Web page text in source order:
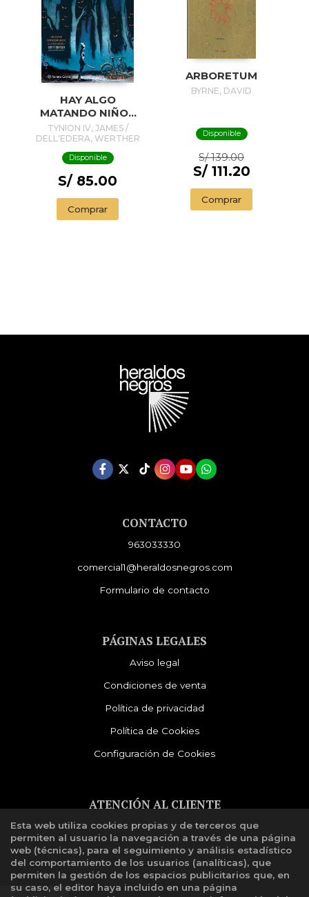
HAY ALGO
MATANDO NIÑOS
Nº 01
TYNION IV, JAMES /
DELL'EDERA, WERTHER
Disponible
S/ 85.00
Comprar
ARBORETUM
BYRNE, DAVID
Disponible
S/ 139.00
S/ 111.20
Comprar
CONTACTO
963033330
comercial1@heraldosnegros.com
Formulario de contacto
PÁGINAS LEGALES
Aviso legal
Condiciones de venta
Política de privacidad
Política de Cookies
Configuración de Cookies
ATENCIÓN AL CLIENTE
Quiénes somos
Libro de reclamaciones
Esta web utiliza cookies propias y de terceros que
permiten al usuario la navegación a través de una página
web (técnicas), para el seguimiento y análisis estadístico
del comportamiento de los usuarios (analíticas), que
permiten la gestión de los espacios publicitarios que, en
su caso, el editor haya incluido en una página